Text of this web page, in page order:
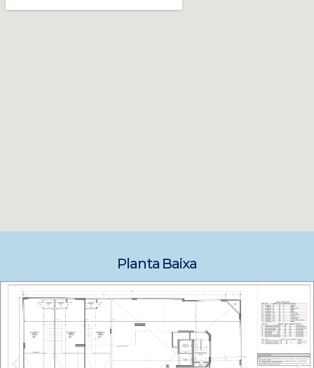
Planta Baixa